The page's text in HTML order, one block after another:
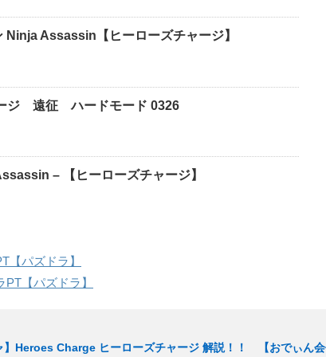
Assassin【ヒーローズチャージ】
ージ 遠征 ハードモード 0326
– 【ヒーローズチャージ】
【パズドラ】
【パズドラ】
】Heroes Charge ヒーローズチャージ 解説！！ 【おでぃん